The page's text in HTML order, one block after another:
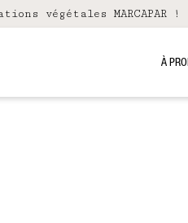
végétales MARCAPAR !
À